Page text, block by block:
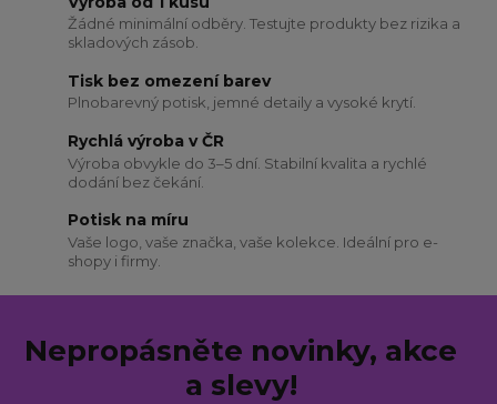
Žádné minimální odběry. Testujte produkty bez rizika a
skladových zásob.
Tisk bez omezení barev
Plnobarevný potisk, jemné detaily a vysoké krytí.
Rychlá výroba v ČR
Výroba obvykle do 3–5 dní. Stabilní kvalita a rychlé
dodání bez čekání.
Potisk na míru
Vaše logo, vaše značka, vaše kolekce. Ideální pro e-
shopy i firmy.
Nepropásněte novinky, akce
a slevy!